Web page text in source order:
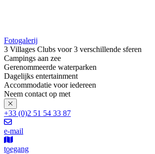
Fotogalerij
3 Villages Clubs voor 3 verschillende sferen
Campings aan zee
Gerenommeerde waterparken
Dagelijks entertainment
Accommodatie voor iedereen
Neem contact op met
+33 (0)2 51 54 33 87
e-mail
toegang